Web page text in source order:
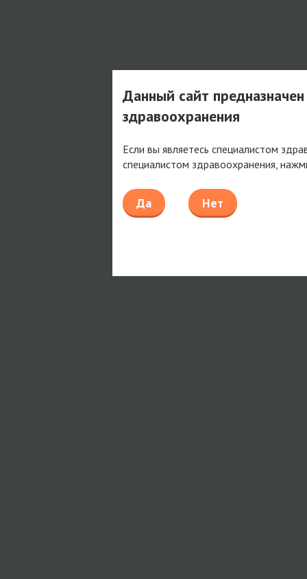
Данный сайт
здравоохранения
Если вы являетесь специалистом
специалистом здравоохранения,
Да Нет